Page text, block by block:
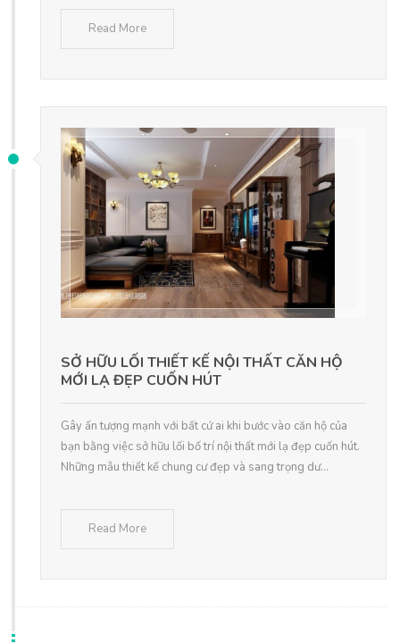
Read More
SỞ HỮU LỐI THIẾT KẾ NỘI THẤT CĂN HỘ
MỚI LẠ ĐẸP CUỐN HÚT
Gây ấn tượng mạnh với bất cứ ai khi bước vào căn hộ của
bạn bằng việc sở hữu lối bố trí nội thất mới lạ đẹp cuốn hút.
Những mẫu thiết kế chung cư đẹp và sang trọng dư...
Read More